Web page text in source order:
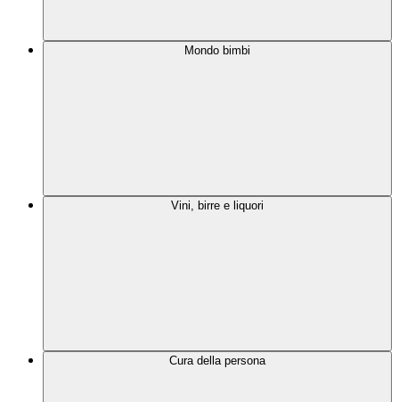
Mondo bimbi
Vini, birre e liquori
Cura della persona